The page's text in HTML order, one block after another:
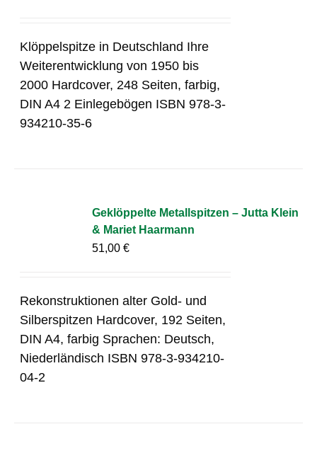
Klöppelspitze in Deutschland Ihre
Weiterentwicklung von 1950 bis
2000 Hardcover, 248 Seiten, farbig,
DIN A4 2 Einlegebögen ISBN 978-3-
934210-35-6
Geklöppelte Metallspitzen – Jutta Klein
& Mariet Haarmann
51,00€
Rekonstruktionen alter Gold- und
Silberspitzen Hardcover, 192 Seiten,
DIN A4, farbig Sprachen: Deutsch,
Niederländisch ISBN 978-3-934210-
04-2